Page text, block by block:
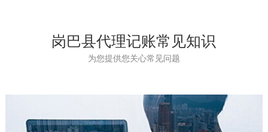
岗巴县代理记账常见知识
为您提供您关心常见问题